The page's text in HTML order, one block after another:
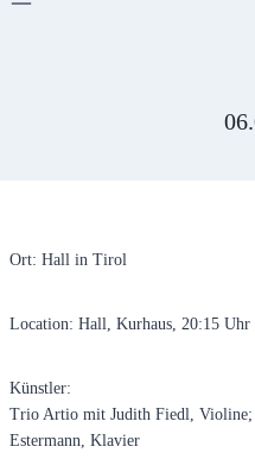
Ort: Hall in Tirol
Location: Hall, Kurhaus, 20:15 Uhr
Künstler:
Trio Artio mit Judith Fiedl, Violine;
Estermann, Klavier